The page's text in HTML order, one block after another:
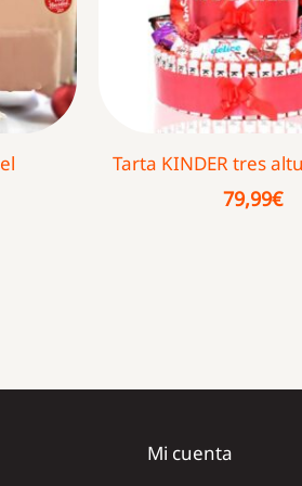
Tarta KINDER tres
79,99€
Mi cuenta